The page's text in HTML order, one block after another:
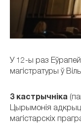
У 12-ы раз
магістратуры ў
3 кастрычніка
Цырымонія
магістарскіх